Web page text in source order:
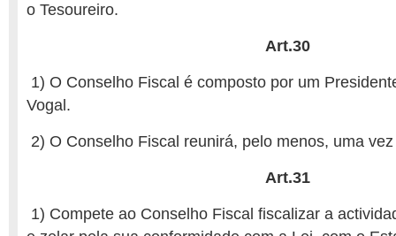
o Tesoureiro.
Art.30
1) O Conselho Fiscal é composto por um
Vogal.
2) O Conselho Fiscal reunirá, pelo menos, uma
Art.31
1) Compete ao Conselho Fiscal fiscalizar a